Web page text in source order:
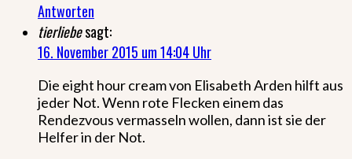
Antworten
tierliebesagt:
16. November 2015 um 14:04 Uhr
Die eight hour cream von Elisabeth Arden hilft aus
jeder Not. Wenn rote Flecken einem das
Rendezvous vermasseln wollen, dann ist sie der
Helfer in der Not.